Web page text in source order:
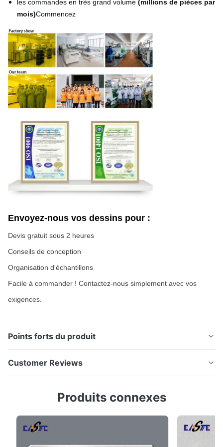
les commandes en très grand volume (millions de pièces par
mois)Commencez
Envoyez-nous vos dessins pour :
Devis gratuit sous 2 heures
Conseils de conception
Organisation d'échantillons
Facile à commander ! Contactez-nous simplement avec vos
exigences.
Points forts du produit
mesure, du prototype à la production de masse
métalliques sont des composants d'étanchéité gravés
fiables dans diverses applications industrielles...
Customer Reviews
Based on 50 reviews recently
50%
Produits connexes